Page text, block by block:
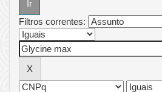
Filtros correntes: